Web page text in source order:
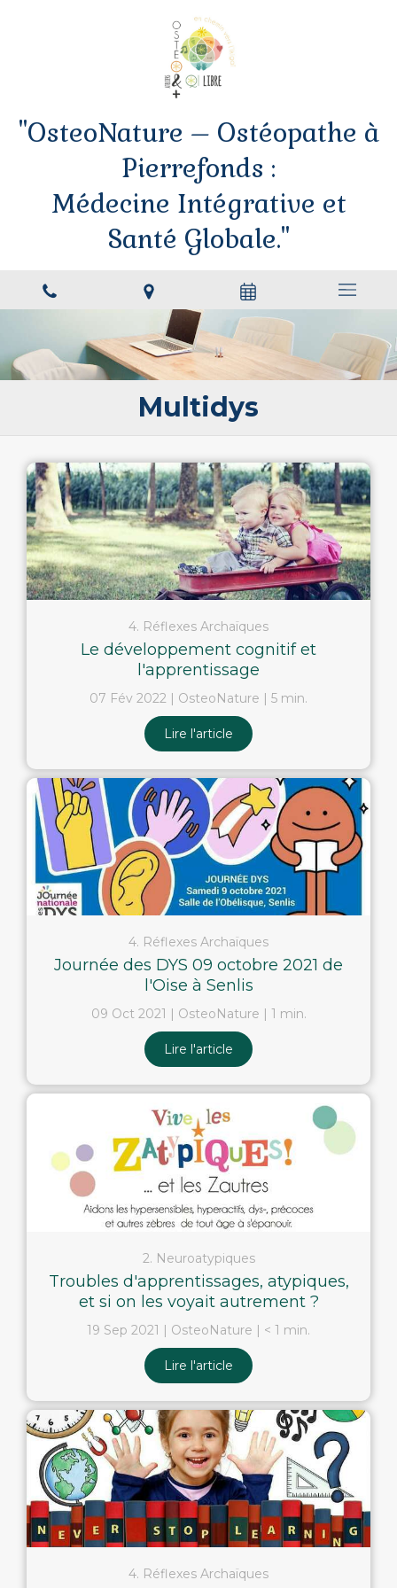
"OsteoNature – Ostéopathe à
Pierrefonds :
Médecine Intégrative et
Santé Globale."
Multidys
4. Réflexes Archaïques
Le développement cognitif et
l'apprentissage
07 Fév 2022 OsteoNature 5 min.
Lire l'article
4. Réflexes Archaïques
Journée des DYS 09 octobre 2021 de
l'Oise à Senlis
09 Oct 2021 OsteoNature 1 min.
Lire l'article
2. Neuroatypiques
Troubles d'apprentissages, atypiques,
et si on les voyait autrement ?
19 Sep 2021 OsteoNature < 1 min.
Lire l'article
4. Réflexes Archaïques